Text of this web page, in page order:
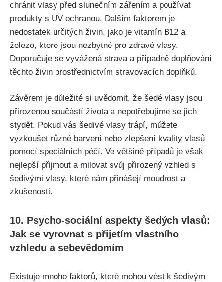
chránit vlasy před ⁣slunečním ‍zářením a​ používat
produkty s UV ochranou. Dalším ​faktorem je
nedostatek určitých živin, jako je vitamín B12 a
železo, které ‍jsou nezbytné pro zdravé vlasy.
Doporučuje se vyvážená strava a případně doplňování
těchto živin prostřednictvím stravovacích doplňků.
Závěrem je důležité ‍si uvědomit, že šedé vlasy jsou
‍přirozenou součástí života a nepotřebujíme se jich
stydět. Pokud vás šedivé vlasy trápí, můžete
vyzkoušet různé barvení nebo zlepšení kvality vlasů
pomocí speciálních péčí. Ve většině případů je však
nejlepší přijmout ​a milovat svůj přirozený vzhled s
šedivými vlasy, ‍které⁢ nám přinášejí moudrost a
zkušenosti.
10. Psycho-sociální aspekty šedých⁢ vlasů:
Jak se ⁢vyrovnat s přijetím vlastního
vzhledu a sebevědomím
Existuje mnoho faktorů, které mohou vést k šedivým